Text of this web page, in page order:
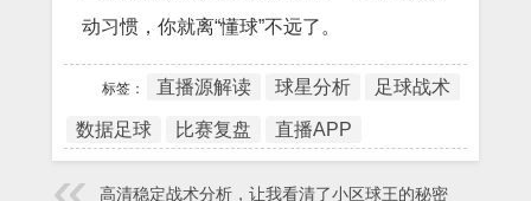
动习惯，你就离“懂球”不远了。
标签： 直播源解读 球星分析 足球战术
数据足球 比赛复盘 直播APP
高清稳定战术分析，让我看清了小区球王的秘密